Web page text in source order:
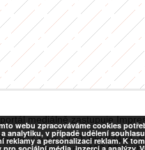
mediálně zastupuje
s.r.o., IČO: 06533434,
webu zpracováváme cookies
analytiku, v případě udělení
reklamy a personalizaci reklam. K